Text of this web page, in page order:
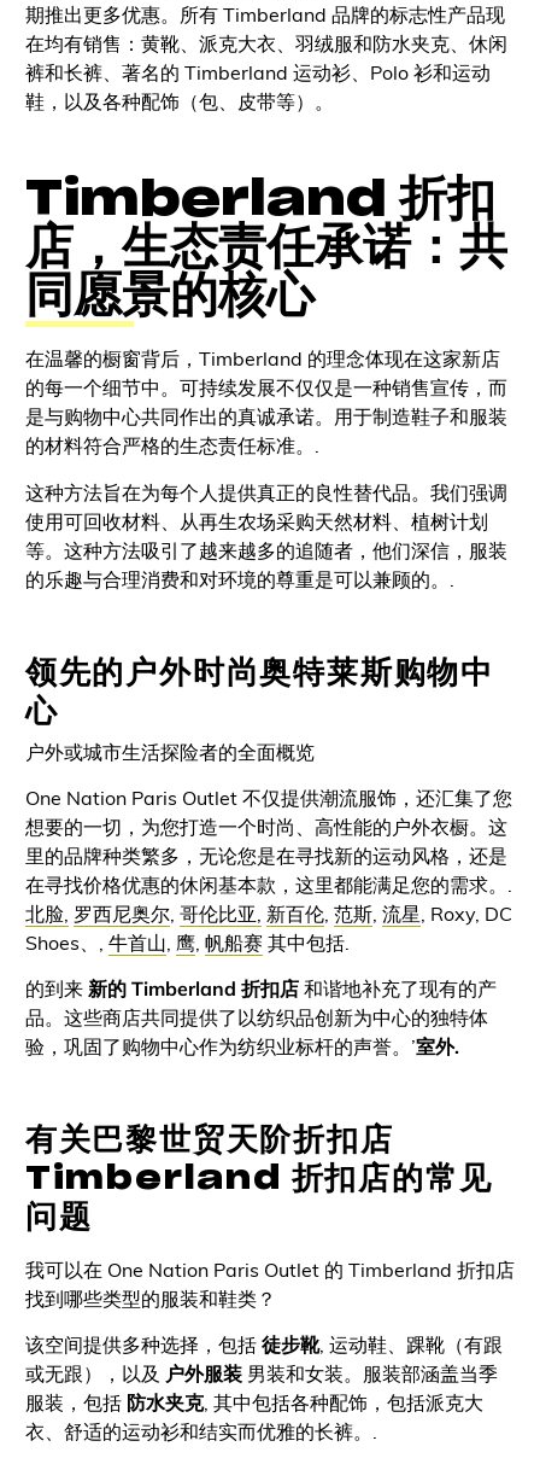
期推出更多优惠。所有 Timberland 品牌的标志性产品现
在均有销售：黄靴、派克大衣、羽绒服和防水夹克、休闲
裤和长裤、著名的 Timberland 运动衫、Polo 衫和运动
鞋，以及各种配饰（包、皮带等）。
Timberland 折扣
店，生态责任承诺：共
同愿景的核心
在温馨的橱窗背后，Timberland 的理念体现在这家新店
的每一个细节中。可持续发展不仅仅是一种销售宣传，而
是与购物中心共同作出的真诚承诺。用于制造鞋子和服装
的材料符合严格的生态责任标准。.
这种方法旨在为每个人提供真正的良性替代品。我们强调
使用可回收材料、从再生农场采购天然材料、植树计划
等。这种方法吸引了越来越多的追随者，他们深信，服装
的乐趣与合理消费和对环境的尊重是可以兼顾的。.
领先的户外时尚奥特莱斯购物中
心
户外或城市生活探险者的全面概览
One Nation Paris Outlet 不仅提供潮流服饰，还汇集了您
想要的一切，为您打造一个时尚、高性能的户外衣橱。这
里的品牌种类繁多，无论您是在寻找新的运动风格，还是
在寻找价格优惠的休闲基本款，这里都能满足您的需求。.
北脸, 罗西尼奥尔, 哥伦比亚, 新百伦, 范斯, 流星 , Roxy, DC
Shoes、, 牛首山 鹰, 帆船赛 其中包括.
的到来 新的 Timberland 折扣店和谐地补充了现有的产
品。这些商店共同提供了以纺织品创新为中心的独特体
验，巩固了购物中心作为纺织业标杆的声誉。’室外.
有关巴黎世贸天阶折扣店
Timberland 折扣店的常见
问题
我可以在 One Nation Paris Outlet 的 Timberland 折扣店
找到哪些类型的服装和鞋类？
该空间提供多种选择，包括 徒步靴, 运动鞋、踝靴（有跟
或无跟），以及 户外服装男装和女装。服装部涵盖当季
服装，包括 防水夹克, 其中包括各种配饰，包括派克大
衣、舒适的运动衫和结实而优雅的长裤。.